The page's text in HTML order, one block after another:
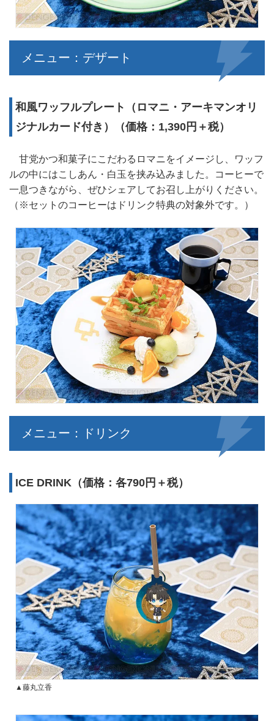
メニュー：デザート
和風ワッフルプレート（ロマニ・アーキマンオリ
ジナルカード付き）（価格：1,390円＋税）
甘党かつ和菓子にこだわるロマニをイメージし、ワッフ
ルの中にはこしあん・白玉を挟み込みました。コーヒーで
一息つきながら、ぜひシェアしてお召し上がりください。
（※セットのコーヒーはドリンク特典の対象外です。）
メニュー：ドリンク
ICE DRINK（価格：各790円＋税）
▲藤丸立香